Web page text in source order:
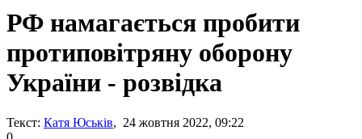
РФ намагається пробити
протиповітряну оборону
України - розвідка
Текст: Катя Юськів, 24 жовтня 2022, 09:22